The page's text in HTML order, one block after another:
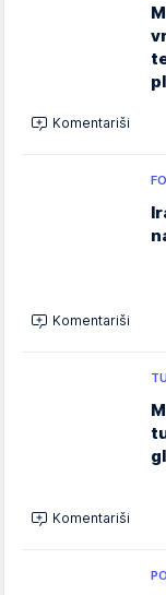
Komentariši
Komentariši
Komentariši